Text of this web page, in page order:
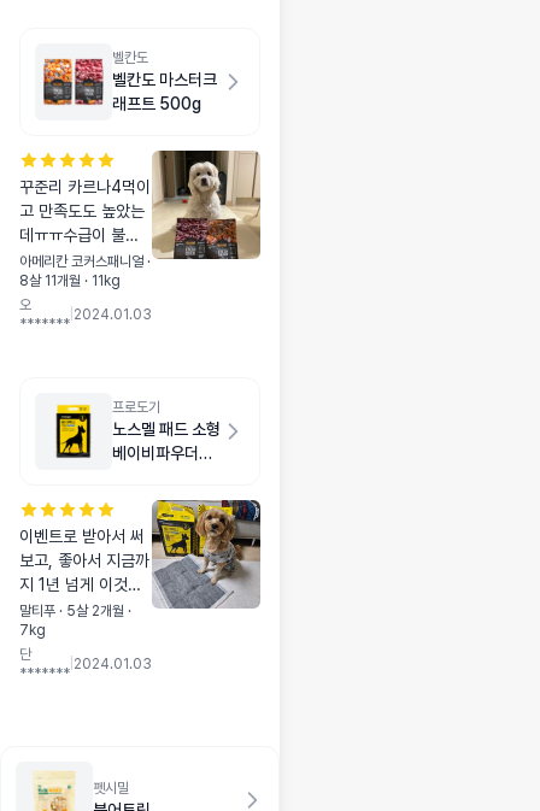
벨칸도
벨칸도 마스터크
래프트 500g
꾸준리 카르나4먹이
고 만족도도 높았는
데ㅠㅠ수급이 불안
정하여 벨칸도로 넘
어가봤어요! 아이가
처음엔 입에 넣고 뱉
4에서 갈아탈지 고
민해볼려구욧!!! 연어
랑 오리 둘다 샀는데
요 :-)
아메리칸 코커스패니얼 ·
8살 11개월 · 11kg
오
*******
2024.01.03
프로도기
노스멜 패드 소형
베이비파우더향
이벤트로 받아서 써
보고, 좋아서 지금까
지 1년 넘게 이것만
써요!!!! 진짜 냄새도
안나고 짱 좋아요
말티푸 · 5살 2개월 ·
7kg
단
*******
2024.01.03
펫시밀